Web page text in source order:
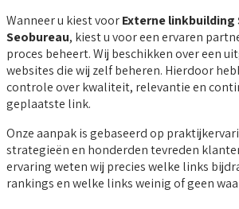
Wanneer u kiest voorExterne
Seobureau, kiest u voor een ervaren
proces beheert. Wij beschikken over een
websites die wij zelf beheren. Hierdoor
controle over kwaliteit, relevantie en
geplaatste link.
Onze aanpak is gebaseerd op
strategieën en honderden tevreden
ervaring weten wij precies welke links
rankings en welke links weinig of geen